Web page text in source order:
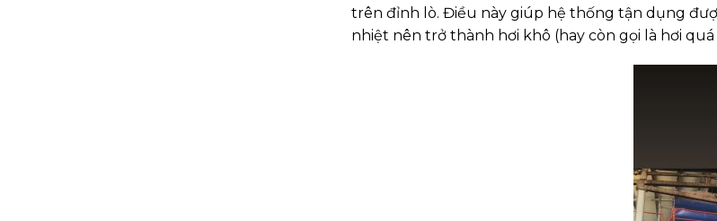
trên đỉnh lò. Điều này giúp hệ thống tận dụng
nhiệt nên trở thành hơi khô (hay còn gọi là hơi quá